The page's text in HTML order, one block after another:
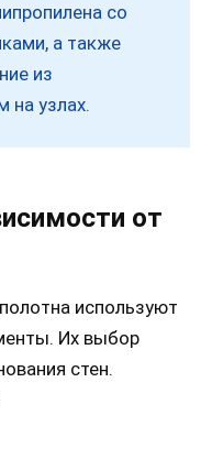
со
а также
из
на узлах.
от
используют
Их выбор
стен.